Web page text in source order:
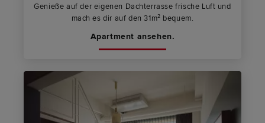
Genieße auf der eigenen Dachterrasse frische Luft und
mach es dir auf den 31m² bequem.
Apartment ansehen.